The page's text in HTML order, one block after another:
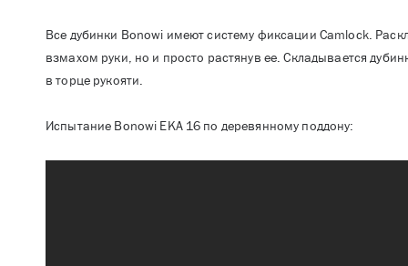
Все дубинки Bonowi имеют систему фиксации Camlock.
взмахом руки, но и просто растянув ее. Складывается
в торце рукояти.
Испытание Bonowi EKA 16 по деревянному поддону: